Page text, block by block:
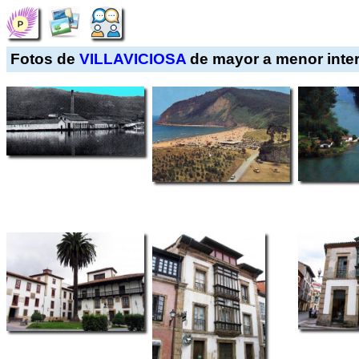
Fotos de VILLAVICIOSA de mayor a menor